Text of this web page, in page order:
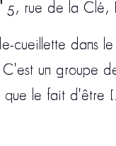
5, rue de la Clé,
cueillette dans
un groupe
que le fait d'être